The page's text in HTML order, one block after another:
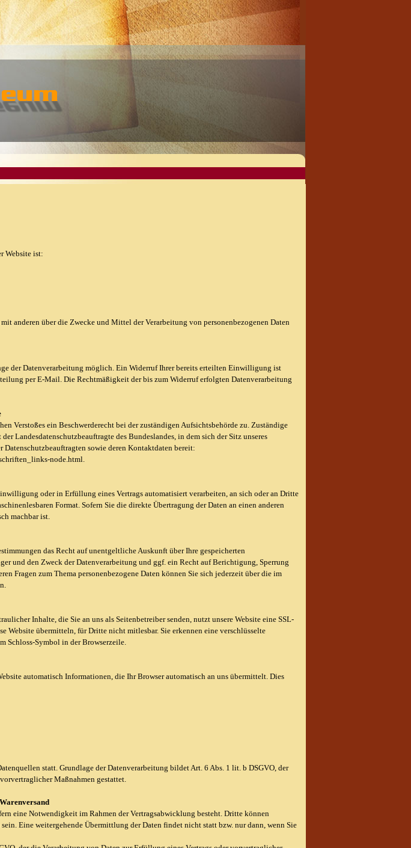
Website ist:
anderen über die Zwecke und Mittel der Verarbeitung von personenbezogenen Daten
der Datenverarbeitung möglich. Ein Widerruf Ihrer bereits erteilten Einwilligung ist
per E-Mail. Die Rechtmäßigkeit der bis zum Widerruf erfolgten Datenverarbeitung
Verstoßes ein Beschwerderecht bei der zuständigen Aufsichtsbehörde zu. Zuständige
Landesdatenschutzbeauftragte des Bundeslandes, in dem sich der Sitz unseres
sowie deren Kontaktdaten bereit:
node.html.
oder in Erfüllung eines Vertrags automatisiert verarbeiten, an sich oder an Dritte
Format. Sofern Sie die direkte Übertragung der Daten an einen anderen
machbar ist.
das Recht auf unentgeltliche Auskunft über Ihre gespeicherten
und den Zweck der Datenverarbeitung und ggf. ein Recht auf Berichtigung, Sperrung
Fragen zum Thema personenbezogene Daten können Sie sich jederzeit über die im
Inhalte, die Sie an uns als Seitenbetreiber senden, nutzt unsere Website eine SSL-
Website übermitteln, für Dritte nicht mitlesbar. Sie erkennen eine verschlüsselte
Schloss-Symbol in der Browserzeile.
automatisch Informationen, die Ihr Browser automatisch an uns übermittelt. Dies
statt. Grundlage der Datenverarbeitung bildet Art. 6 Abs. 1 lit. b DSGVO, der
Maßnahmen gestattet.
eine Notwendigkeit im Rahmen der Vertragsabwicklung besteht. Dritte können
Eine weitergehende Übermittlung der Daten findet nicht statt bzw. nur dann, wenn Sie